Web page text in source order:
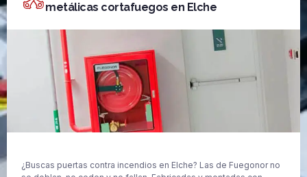
metálicas cortafuegos en Elche
¿Buscas puertas contra incendios en Elche? Las de Fuegonor no